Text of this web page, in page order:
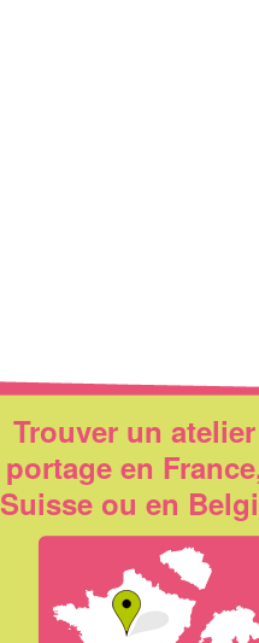
Trouver un
portage en
Suisse ou en